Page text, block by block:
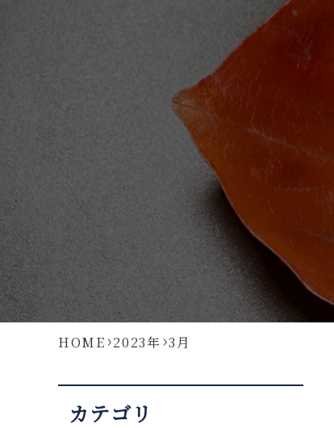
HOME 2023年 3月
カテゴリ